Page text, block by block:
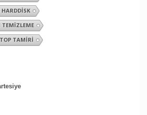
HARDDISK
TEMIZLEME
TAMIRI